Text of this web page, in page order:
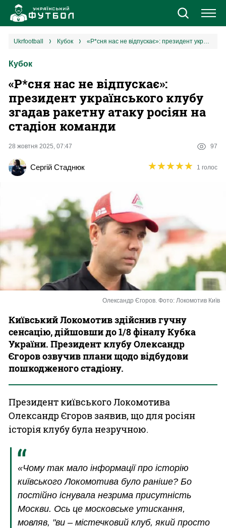
Новини
Єврокубки
УПЛ
Різне
Букмекери
Казино
ukrfootball кубок «Р*сня нас не відпускає»: президент українського клубу згадав ракетну атаку росіян на стадіон команди
Кубок
«Р*сня нас не відпускає»:
президент українського клубу
згадав ракетну атаку росіян на
стадіон команди
28 жовтня 2025, 07:47 97
Сергій Стаднюк ★★★★★
★★★★★ 1 голос
Олександр Єгоров. Фото: Локомотив Київ
Київський Локомотив здійснив гучну
сенсацію, дійшовши до 1/8 фіналу Кубка
України. Президент клубу Олександр
Єгоров озвучив плани щодо відбудови
пошкодженого стадіону.
Президент київського Локомотива
Олександр Єгоров заявив, що для росіян
історія клубу була незручною.
«Чому так мало інформації про історію
київського Локомотива було раніше? Бо
постійно існувала незрима присутність
Москви. Ось це московське утискання,
мовляв, "ви – містечковий клуб, який просто